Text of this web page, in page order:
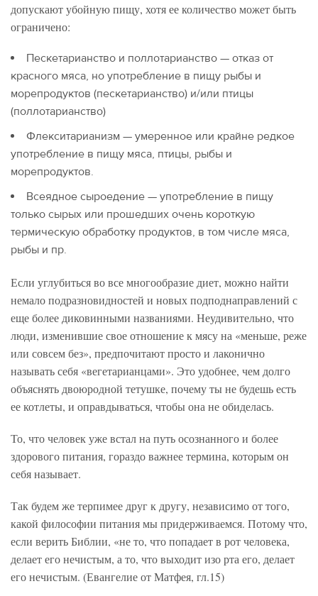
допускают убойную пищу, хотя ее количество может быть
ограничено:
Пескетарианство и поллотарианство — отказ от
красного мяса, но употребление в пищу рыбы и
морепродуктов (пескетарианство) и/или птицы
(поллотарианство)
Флекситарианизм — умеренное или крайне редкое
употребление в пищу мяса, птицы, рыбы и
морепродуктов.
Всеядное сыроедение — употребление в пищу
только сырых или прошедших очень короткую
термическую обработку продуктов, в том числе мяса,
рыбы и пр.
Если углубиться во все многообразие диет, можно найти
немало подразновидностей и новых подподнаправлений с
еще более диковинными названиями. Неудивительно, что
люди, изменившие свое отношение к мясу на «меньше, реже
или совсем без», предпочитают просто и лаконично
называть себя «вегетарианцами». Это удобнее, чем долго
объяснять двоюродной тетушке, почему ты не будешь есть
ее котлеты, и оправдываться, чтобы она не обиделась.
То, что человек уже встал на путь осознанного и более
здорового питания, гораздо важнее термина, которым он
себя называет.
Так будем же терпимее друг к другу, независимо от того,
какой философии питания мы придерживаемся. Потому что,
если верить Библии, «не то, что попадает в рот человека,
делает его нечистым, а то, что выходит изо рта его, делает
его нечистым. (Евангелие от Матфея, гл.15)